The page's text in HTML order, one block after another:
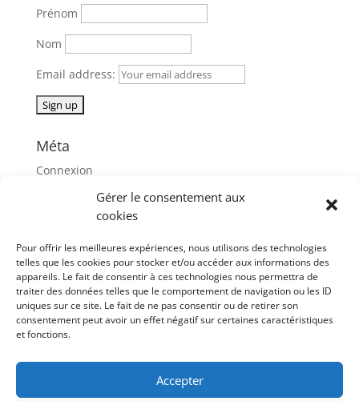
Gérer le consentement aux
cookies
Pour offrir les meilleures expériences, nous utilisons des technologies
telles que les cookies pour stocker et/ou accéder aux informations des
appareils. Le fait de consentir à ces technologies nous permettra de
traiter des données telles que le comportement de navigation ou les ID
uniques sur ce site. Le fait de ne pas consentir ou de retirer son
consentement peut avoir un effet négatif sur certaines caractéristiques
et fonctions.
Accepter
Prénom
Nom
Email address:
Méta
Connexion
Flux des publications
Flux des commentaires
Site de WordPress-FR
juillet 2020
L M M J V S
D
1
2 3 4
5